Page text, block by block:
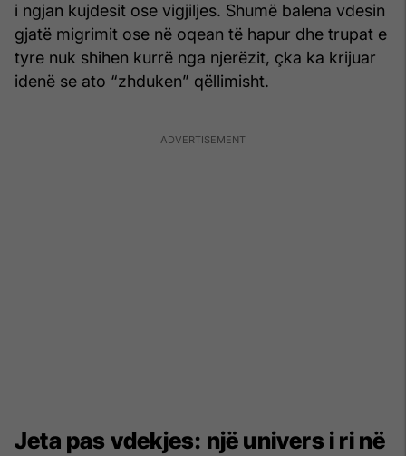
i ngjan kujdesit ose vigjiljes. Shumë balena vdesin
gjatë migrimit ose në oqean të hapur dhe trupat e
tyre nuk shihen kurrë nga njerëzit, çka ka krijuar
idenë se ato “zhduken” qëllimisht.
Jeta pas vdekjes: një univers i ri në